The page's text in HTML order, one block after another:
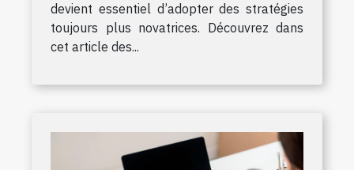
devient essentiel d’adopter des stratégies
toujours plus novatrices. Découvrez dans
cet article des...